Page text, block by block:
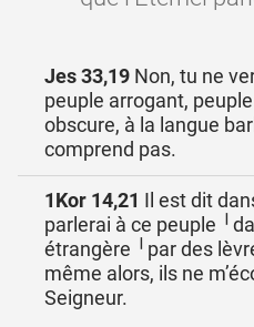
Jes 33,19 Non, tu ne
peuple arrogant,
obscure, à la langue
comprend pas.
1Kor 14,21 Il est dit
parlerai à ce peuple
étrangère ╵par des
même alors, ils ne
Seigneur.